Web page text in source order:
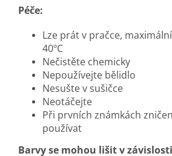
Péče:
Lze prát v pračce,
40ºC
Nečistěte chemicky
Nepoužívejte bělidlo
Nesušte v sušičce
Neotáčejte
Při prvních známkách
používat
Barvy se mohou lišit v